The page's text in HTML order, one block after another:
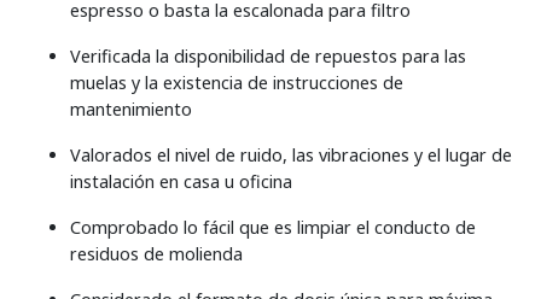
espresso o basta la escalonada para filtro
Verificada la disponibilidad de repuestos para las
muelas y la existencia de instrucciones de
mantenimiento
Valorados el nivel de ruido, las vibraciones y el lugar de
instalación en casa u oficina
Comprobado lo fácil que es limpiar el conducto de
residuos de molienda